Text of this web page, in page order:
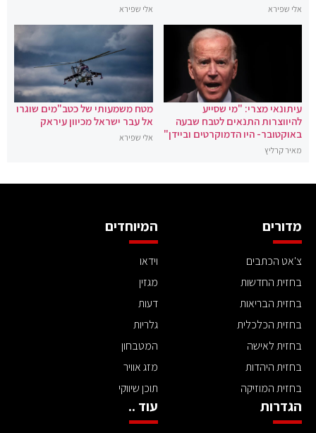
אלי שפירא אלי שפירא
עיתונאי מצרי: "מי שסייע
להיווצרות התנאים לטבח שבעה
באוקטובר- היו הדמוקרטים וביידן"
מאיר קרליץ
מטח משמעותי של כטב"מים שוגרו
אל עבר ישראל מכיוון עיראק
אלי שפירא
מדורים
צ'אט הכתבים
בחזית החדשות
בחזית הבריאות
בחזית הכלכלית
בחזית לאישה
בחזית היהדות
בחזית המוזיקה
המיוחדים
וידאו
מגזין
דעות
גלריות
המטבחון
מזג אוויר
תוכן שיווקי
הגדרות עוד ..